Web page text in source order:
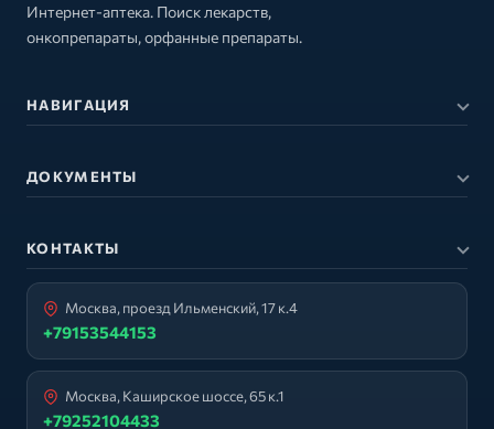
Интернет-аптека. Поиск лекарств,
онкопрепараты, орфанные препараты.
НАВИГАЦИЯ
ДОКУМЕНТЫ
КОНТАКТЫ
Москва, проезд Ильменский, 17 к.4
+79153544153
Москва, Каширское шоссе, 65 к.1
+79252104433